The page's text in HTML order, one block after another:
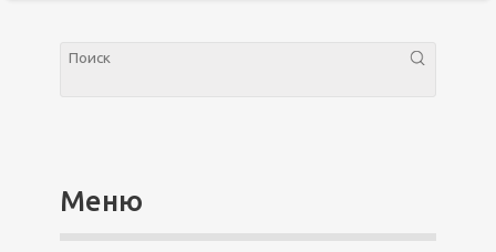
Меню